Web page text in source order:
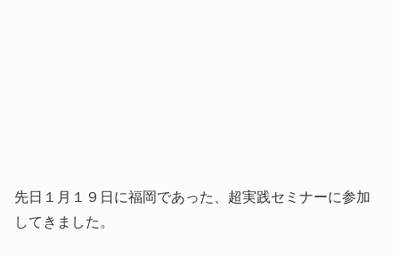
先日１月１９日に福岡であった、超実践セミナーに参加
してきました。